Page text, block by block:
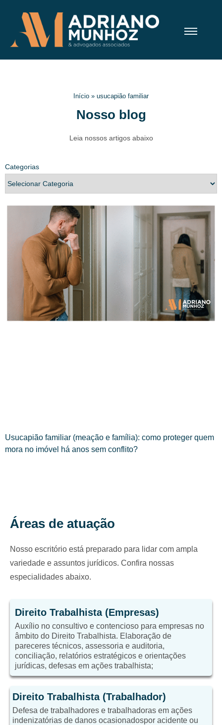
Início » usucapião familiar
Nosso blog
Leia nossos artigos abaixo
Categorias
Usucapião familiar (meação e família): como proteger quem
mora no imóvel há anos sem conflito?
Áreas de atuação
Nosso escritório está preparado para lidar com ampla
variedade e assuntos jurídicos. Confira nossas
especialidades abaixo.
Direito Trabalhista (Empresas)
Auxílio no consultivo e contencioso para empresas no
âmbito do Direito Trabalhista. Elaboração de
pareceres técnicos, assessoria e auditoria,
conciliação, relatórios estratégicos e orientações
jurídicas, defesas em ações trabalhista;
Direito Trabalhista (Trabalhador)
Defesa de trabalhadores e trabalhadoras em ações
indenizatórias de danos ocasionadospor acidente ou